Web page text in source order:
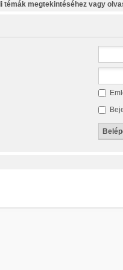
témák megtekintéséhez vagy